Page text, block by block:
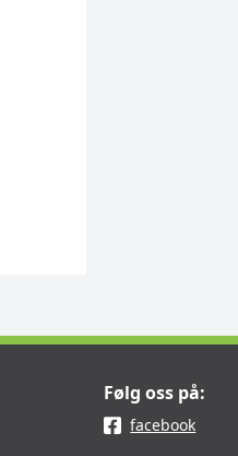
Følg oss på:
facebook